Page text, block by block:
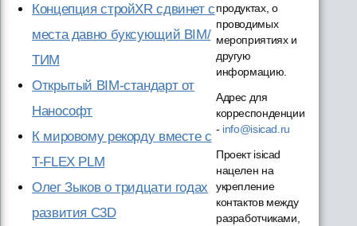
Концепция стройXR сдвинет с
места давно буксующий BIM/
ТИМ
Открытый BIM-стандарт от
Нанософт
К мировому рекорду вместе с
T-FLEX PLM
Олег Зыков о тридцати годах
развития C3D
продуктах, о
проводимых
мероприятиях и
другую
информацию.
Адрес для
корреспонденции
- info@isicad.ru
Проект isicad
нацелен на
укрепление
контактов между
разработчиками,